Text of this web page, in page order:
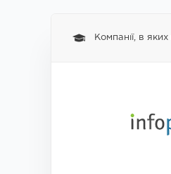
Компанії, в